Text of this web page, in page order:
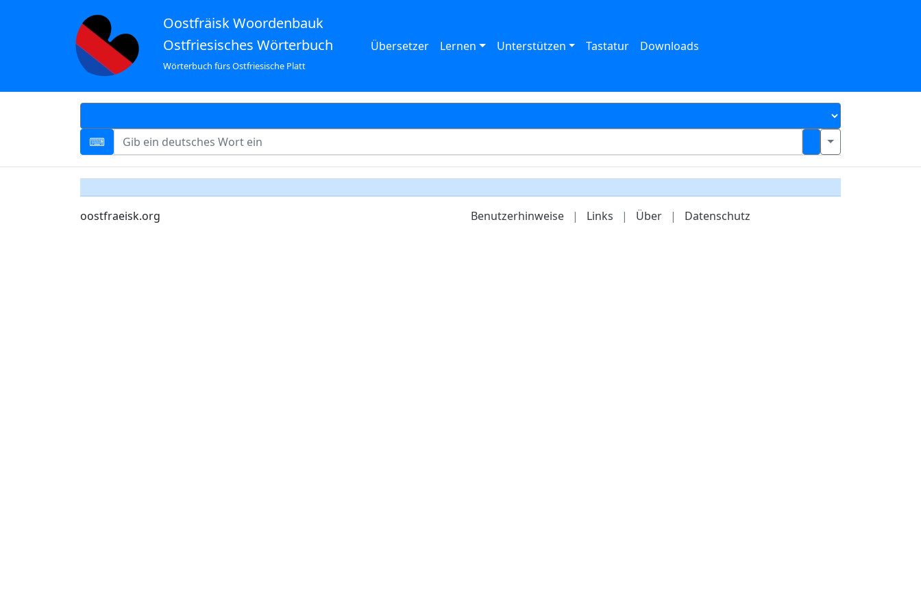
Oostfräisk Woordenbauk
Ostfriesisches Wörterbuch
Wörterbuch fürs Ostfriesische Platt
Übersetzer Lernen Unterstützen Tastatur Downloads
oostfraeisk.org Benutzerhinweise | Links | Über | Datenschutz